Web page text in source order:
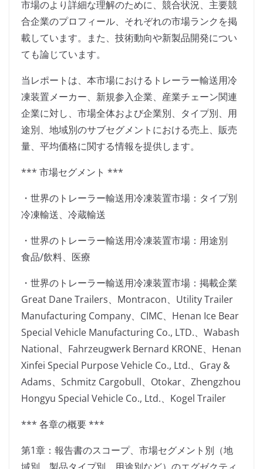
市場のより詳細な理解のために、競合状況、主要競
合企業のプロフィール、それぞれの市場ランクを掲
載しています。また、技術動向や新製品開発につい
ても論じています。
当レポートは、本市場におけるトレーラー輸送用冷
凍装置メーカー、新規参入企業、産業チェーン関連
企業に対し、市場全体および企業別、タイプ別、用
途別、地域別のサブセグメントにおける売上、販売
量、平均価格に関する情報を提供します。
*** 市場セグメント ***
・世界のトレーラー輸送用冷凍装置市場：タイプ別
冷凍輸送、冷蔵輸送
・世界のトレーラー輸送用冷凍装置市場：用途別
食品/飲料、医療
・世界のトレーラー輸送用冷凍装置市場：掲載企業
Great Dane Trailers、Montracon、Utility Trailer
Manufacturing Company、CIMC、Henan Ice Bear
Special Vehicle Manufacturing Co., LTD.、Wabash
National、Fahrzeugwerk Bernard KRONE、Henan
Xinfei Special Purpose Vehicle Co., Ltd.、Gray &
Adams、Schmitz Cargobull、Otokar、Zhengzhou
Hongyu Special Vehicle Co., Ltd.、Kogel Trailer
*** 各章の概要 ***
第1章：報告書のスコープ、市場セグメント別（地